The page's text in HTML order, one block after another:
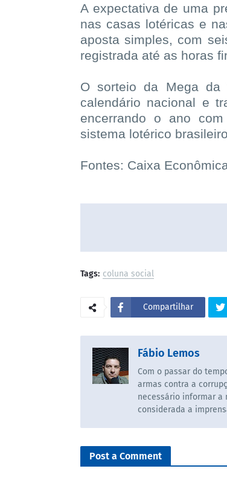
A expectativa de uma
nas casas lotéricas e
aposta simples, com
registrada até as horas
O sorteio da Mega da
calendário nacional e
encerrando o ano
sistema lotérico
Fontes: Caixa
Tags: coluna social
Compartilhar
Fábio Lemos
Com o passar do
armas contra a
necessário informar a
considerada a
Post a Comment